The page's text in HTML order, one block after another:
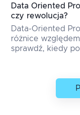
Data Oriented
czy rewolucja?
Data-Oriented
różnice
sprawdź, kiedy